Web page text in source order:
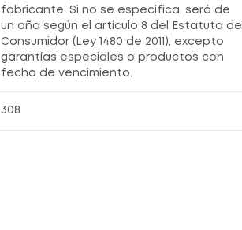
fabricante. Si no se especifica, será de
un año según el artículo 8 del Estatuto de
Consumidor (Ley 1480 de 2011), excepto
garantías especiales o productos con
fecha de vencimiento.
308